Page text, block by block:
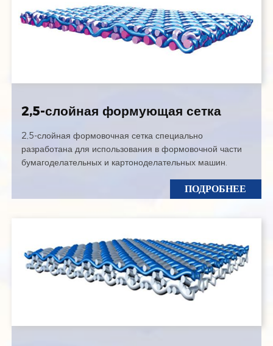
2,5-слойная формующая сетка
2,5-слойная формовочная сетка специально
разработана для использования в формовочной части
бумагоделательных и картоноделательных машин.
ПОДРОБНЕЕ